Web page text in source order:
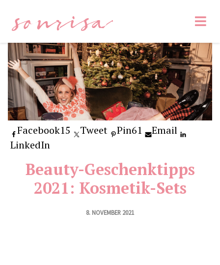
sonrisa
Facebook15 Tweet Pin61
Email
LinkedIn
Beauty-Geschenktipps
2021: Kosmetik-Sets
8. NOVEMBER 2021